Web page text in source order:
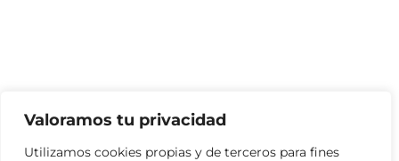
Valoramos tu privacidad
Utilizamos cookies propias y de terceros para fines